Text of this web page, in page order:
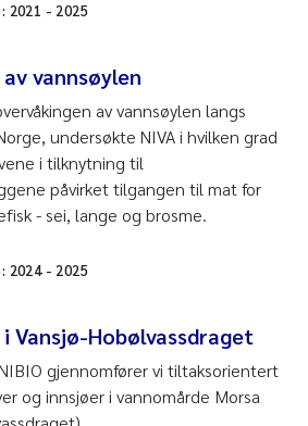
2021 - 2025
vannsøylen
av vannsøylen langs
undersøkte NIVA i hvilken grad
i tilknytning til
påvirket tilgangen til mat for
- sei, lange og brosme.
2024- 2025
Vansjø-Hobølvassdraget
gjennomfører vi tiltaksorientert
og innsjøer i vannomårde Morsa